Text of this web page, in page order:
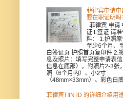
菲律宾申请中
要在职证明吗
菲律宾 申请
证 L签证 请
料： 1.护照
至少6个月、
白签证页 护照首页复印件 2.
息及照片：填写完整申请表
信息在底部），附照片2-3张
照（6个月内）、小2寸
（48mm×33mm）、彩色白
菲律宾TIIN ID 的详细介绍用